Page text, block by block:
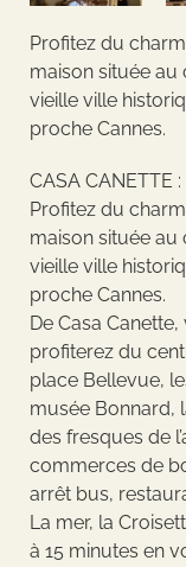
Profitez du
maison située au
vieille ville
proche Cannes.
CASA CANETTE
Profitez du
maison située au
vieille ville
proche Cannes.
De Casa
profiterez du
place Bellevue,
musée Bonnard,
des fresques de
commerces de
arrêt bus,
La mer, la
à 15 minutes en